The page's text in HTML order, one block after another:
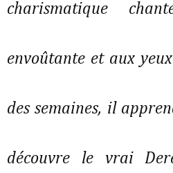
charismatique
envoûtante et aux
des semaines, il
découvre le vrai